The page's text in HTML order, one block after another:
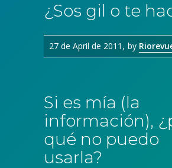
¿Sos gil o te
27 de April de 2011 by
Si es mía (la
información),
qué no puedo
usarla?